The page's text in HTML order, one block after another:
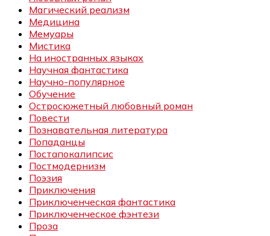
Магический реализм
Медицина
Мемуары
Мистика
На иностранных языках
Научная фантастика
Научно-популярное
Обучение
Остросюжетный любовный роман
Повести
Познавательная литература
Попаданцы
Постапокалипсис
Постмодернизм
Поэзия
Приключения
Приключенческая фантастика
Приключенческое фэнтези
Проза